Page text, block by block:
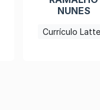
NUNES
Currículo